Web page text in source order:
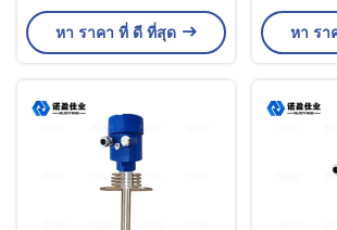
หา ราคา ที่ ดี ที่สุด หา รา